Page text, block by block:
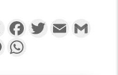
PartagerFacebookTwitterEmail
Messenger